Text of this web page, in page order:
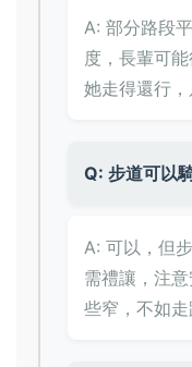
A: 部分路段
度，長輩可
她走得還行，
Q: 步道可以
A: 可以，但
需禮讓，注
些窄，不如走